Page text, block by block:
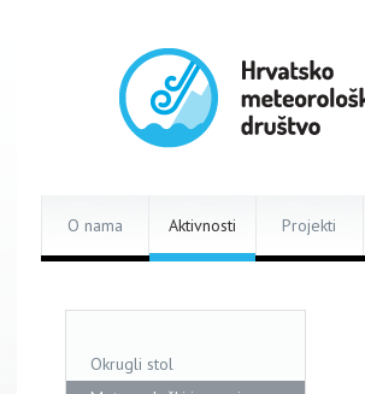
O nama Aktivnosti Projekti
Okrugli stol